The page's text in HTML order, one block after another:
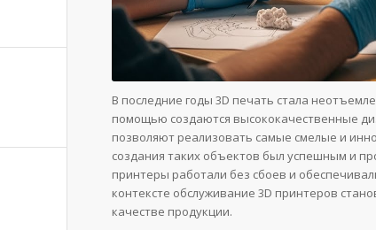
В последние годы 3D печать стала
помощью создаются высококачественные
позволяют реализовать самые смелые и
создания таких объектов был успешным и
принтеры работали без сбоев и
контексте обслуживание 3D принтеров
качестве продукции.